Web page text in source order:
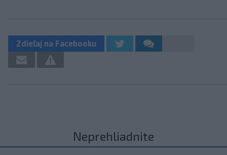
Zdieľaj na Facebooku
Neprehliadnite